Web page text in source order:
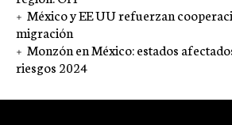
México y EE UU refuerzan
migración
Monzón en México: estados
riesgos 2024